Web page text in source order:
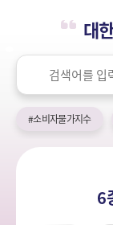
국!
새
로
민
대
검
어
#소비자물가지수
6